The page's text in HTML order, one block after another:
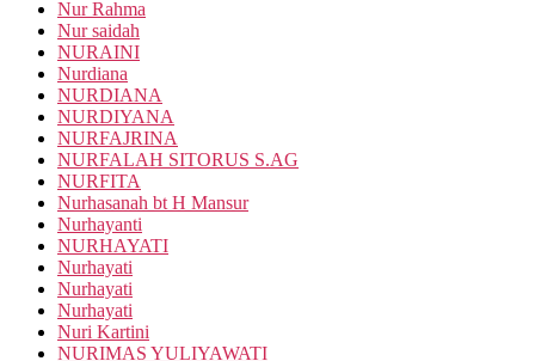
Nur Rahma
Nur saidah
NURAINI
Nurdiana
NURDIANA
NURDIYANA
NURFAJRINA
NURFALAH SITORUS S.AG
NURFITA
Nurhasanah bt H Mansur
Nurhayanti
NURHAYATI
Nurhayati
Nurhayati
Nurhayati
Nuri Kartini
NURIMAS YULIYAWATI